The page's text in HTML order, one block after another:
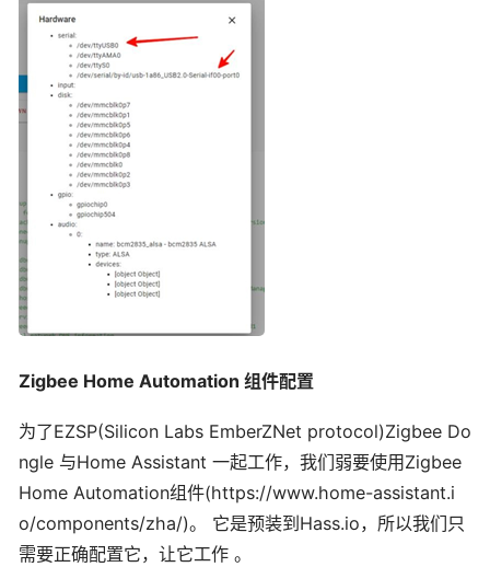
Zigbee Home Automation 组件配置
为了EZSP(Silicon Labs EmberZNet protocol)Zigbee Do
ngle 与Home Assistant 一起工作，我们弱要使用Zigbee
Home Automation组件(https://www.home-assistant.i
o/components/zha/)。 它是预装到Hass.io，所以我们只
需要正确配置它，让它工作 。